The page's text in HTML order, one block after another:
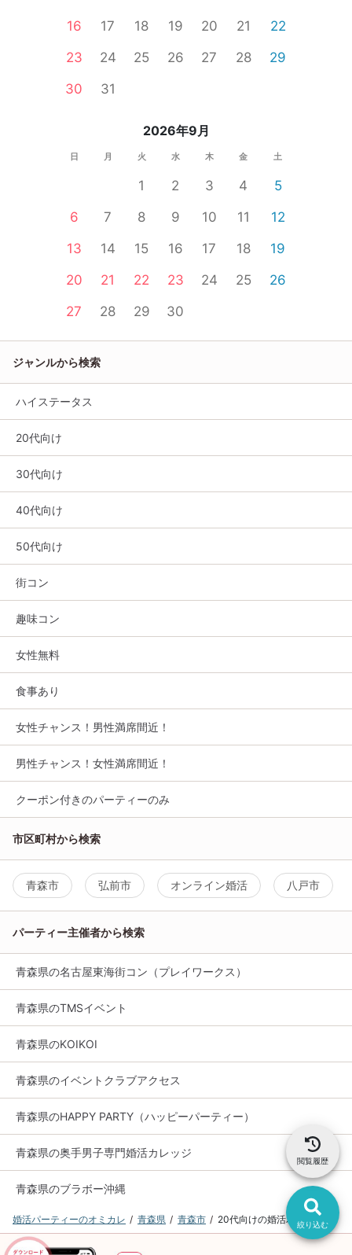
絞り込む
閲覧履歴
16
17 18 19 20 21
22
23
24 25 26 27 28
29
30
31
2026年9月
日 月 火 水 木 金 土
1 2 3 4
5
6
7 8 9 10 11
12
13
14 15 16 17 18
19
20
21 22 23 24 25
26
27
28 29 30
ジャンルから検索
ハイステータス
20代向け
30代向け
40代向け
50代向け
街コン
趣味コン
女性無料
食事あり
女性チャンス！男性満席間近！
男性チャンス！女性満席間近！
クーポン付きのパーティーのみ
市区町村から検索
青森市 弘前市 オンライン婚活 八戸市
パーティー主催者から検索
青森県の名古屋東海街コン（プレイワークス）
青森県のTMSイベント
青森県のKOIKOI
青森県のイベントクラブアクセス
青森県のHAPPY PARTY（ハッピーパーティー）
青森県の奥手男子専門婚活カレッジ
青森県のブラボー沖縄
婚活パーティーのオミカレ 青森県 青森市 20代向けの婚活パーティー